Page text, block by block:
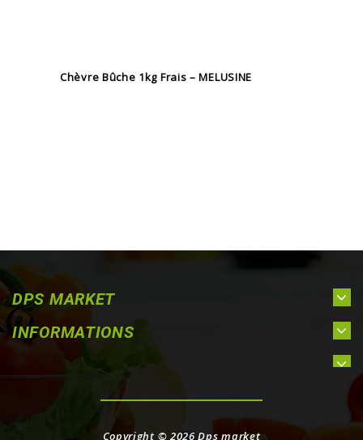
Chèvre Bûche 1kg Frais – MELUSINE
DPS MARKET
INFORMATIONS
Copyright © 2026Dps market